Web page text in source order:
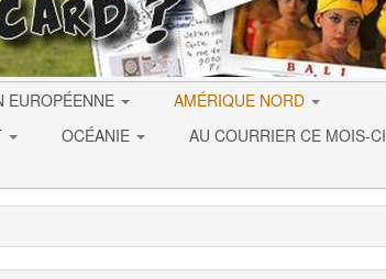
EUROPÉENNE
AMÉRIQUE NORD
OCÉANIE
AU COURRIER CE MOIS-CI